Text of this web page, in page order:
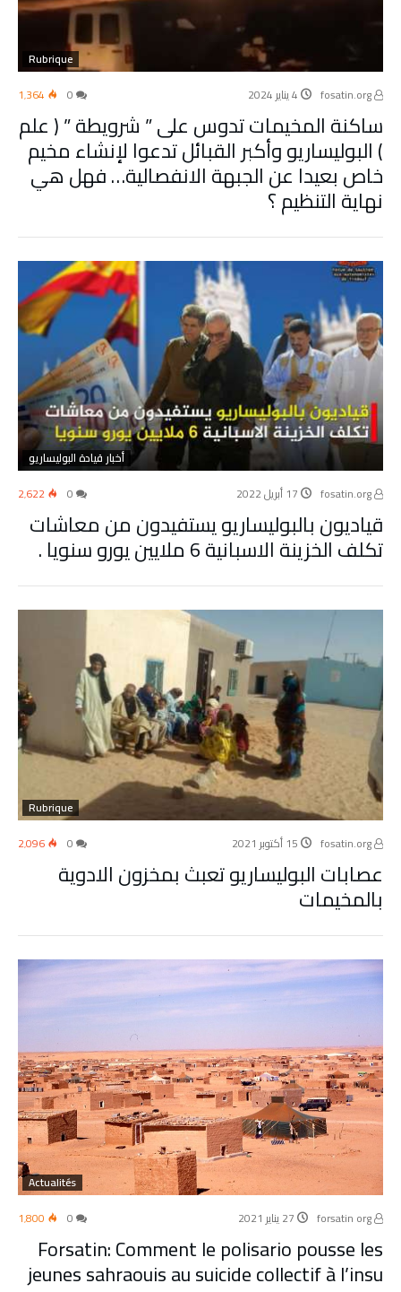
Rubrique
4 يناير 2024 1٬364
ساكنة المخيمات تدوس على ” شرويطة ” ( علم
) البوليساريو وأكبر القبائل تدعوا لإنشاء مخيم
خاص بعيدا عن الجبهة الانفصالية… فهل هي
نهاية التنظيم ؟
أخبار قيادة البوليساريو
17 أبريل 2022 2٬622
قياديون بالبوليساريو يستفيدون من معاشات
تكلف الخزينة الاسبانية 6 ملايين يورو سنويا .
Rubrique
15 أكتوبر 2021 2٬096
عصابات البوليساريو تعبث بمخزون الادوية
بالمخيمات
Actualités
27 يناير 2021 1٬800
Forsatin: Comment le polisario pousse les
jeunes sahraouis au suicide collectif à l’insu